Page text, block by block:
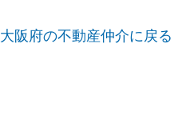
大阪府の不動産仲介に戻る